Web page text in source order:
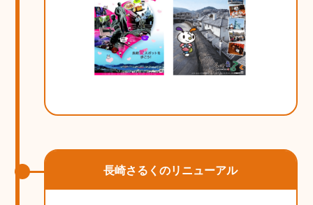
長崎さるくのリニューアル